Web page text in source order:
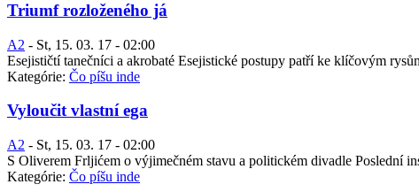
Triumf rozloženého já
A2 - St, 15. 03. 17 - 02:00
Esejističtí tanečníci a akrobaté Esejistické postupy patří ke klíčovým
Kategórie: Čo píšu inde
Vyloučit vlastní ega
A2 - St, 15. 03. 17 - 02:00
S Oliverem Frljićem o výjimečném stavu a politickém divadle Poslední
Kategórie: Čo píšu inde